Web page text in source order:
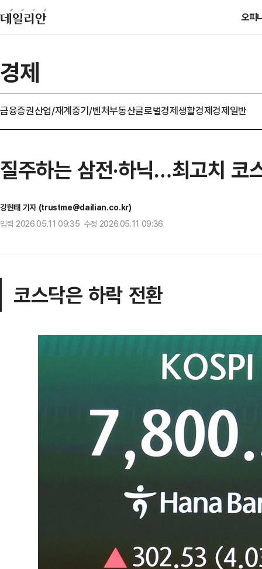
오피
경제
금융증권산업/재계중기/벤처부동산글로벌경제생활경제경제일반
질주하는 삼전·하닉…최고치
강현태 기자 (trustme@dailian.co.kr)
입력 2026.05.11 09:35 수정 2026.05.11 09:36
코스닥은 하락 전환